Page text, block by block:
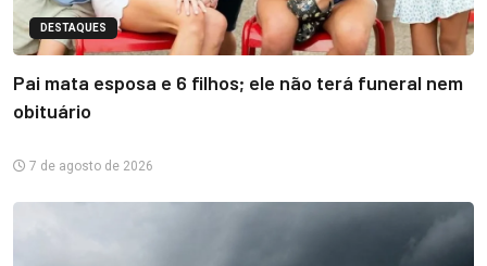
DESTAQUES
Pai mata esposa e 6 filhos; ele não terá funeral nem
obituário
7 de agosto de 2026